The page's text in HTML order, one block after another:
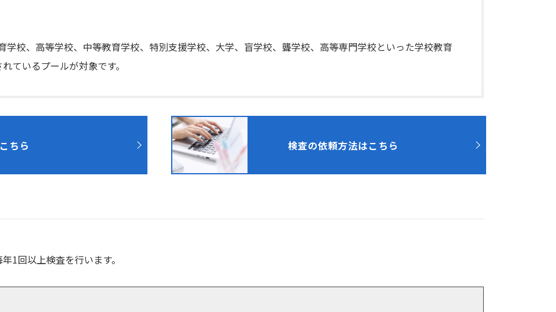
学校、高等学校、中等教育学校、特別支援学校、大学、盲学校、聾学校、高等専門学校といった学校教育
ているプールが対象です。
ちら 検査の依頼方法はこちら
1回以上検査を行います。